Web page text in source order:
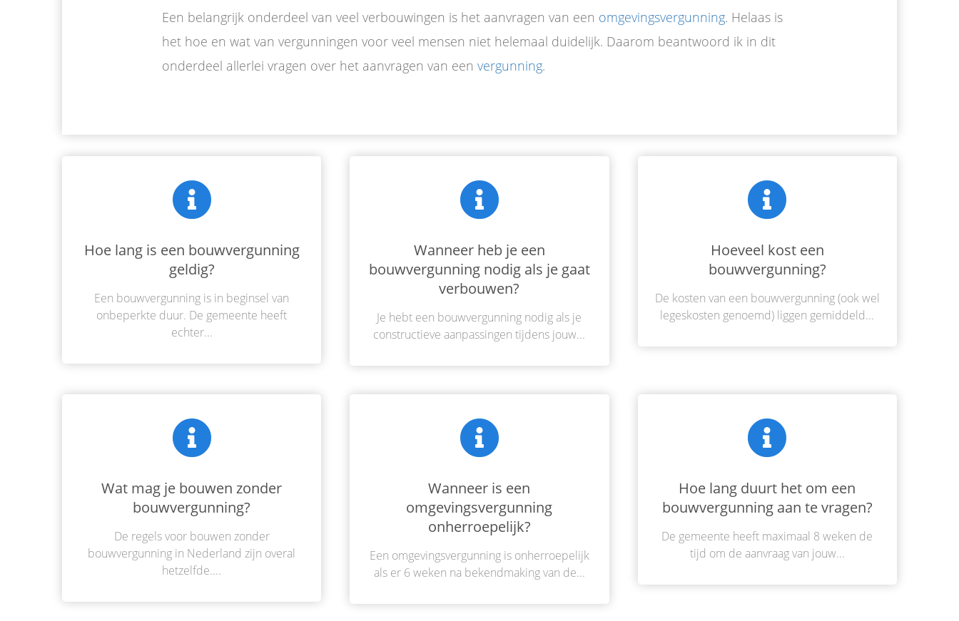
Een belangrijk onderdeel van veel verbouwingen is het aanvragen van een omgevingsvergunning. Helaas is
het hoe en wat van vergunningen voor veel mensen niet helemaal duidelijk. Daarom beantwoord ik in dit
onderdeel allerlei vragen over het aanvragen van een vergunning.
Hoe lang is een bouwvergunning
geldig?
Een bouwvergunning is in beginsel van
onbeperkte duur. De gemeente heeft
echter...
Wanneer heb je een
bouwvergunning nodig als je gaat
verbouwen?
Je hebt een bouwvergunning nodig als je
constructieve aanpassingen tijdens jouw...
Hoeveel kost een
bouwvergunning?
De kosten van een bouwvergunning (ook wel
legeskosten genoemd) liggen gemiddeld...
Wat mag je bouwen zonder
bouwvergunning?
De regels voor bouwen zonder
bouwvergunning in Nederland zijn overal
hetzelfde....
Wanneer is een
omgevingsvergunning
onherroepelijk?
Een omgevingsvergunning is onherroepelijk
als er 6 weken na bekendmaking van de...
Hoe lang duurt het om een
bouwvergunning aan te vragen?
De gemeente heeft maximaal 8 weken de
tijd om de aanvraag van jouw...